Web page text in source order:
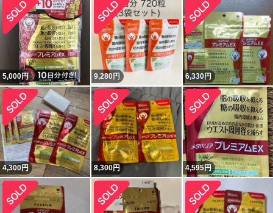
5,000円 9,280 円 6,330円
4,300円 8,300円 4,595円